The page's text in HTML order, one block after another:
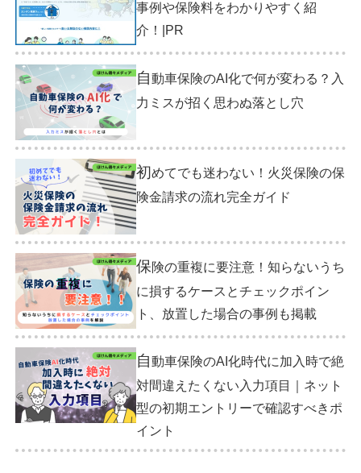
事例や保険料をわかりやすく紹
介！|PR
自動車保険のAI化で何が変わる？入
力ミスが招く思わぬ落とし穴
初めてでも迷わない！火災保険の保
険金請求の流れ完全ガイド
保険の重複に要注意！知らないうち
に損するケースとチェックポイン
ト、放置した場合の事例も掲載
自動車保険のAI化時代に加入時で絶
対間違えたくない入力項目｜ネット
型の初期エントリーで確認すべきポ
イント